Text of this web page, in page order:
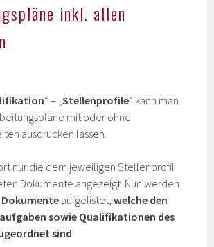
inkl. allen
“ – „Stellenprofile“ kann man
mit oder ohne
ausdrucken lassen.
nur die dem jeweiligen Stellenprofil
Dokumente angezeigt. Nun werden
Dokumente aufgelistet,welche den
sowie Qualifikationen des
sind.